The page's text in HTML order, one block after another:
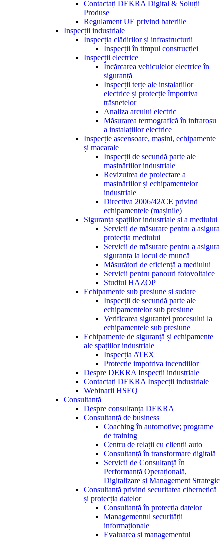
Contactați DEKRA Digital & Soluții
Produse
Regulament UE privind bateriile
Inspecții industriale
Inspecția clădirilor și infrastructurii
Inspecții în timpul construcției
Inspecții electrice
Încărcarea vehiculelor electrice în
siguranță
Inspecții terțe ale instalațiilor
electrice și protecție împotriva
trăsnetelor
Analiza arcului electric
Măsurarea termografică în infraroșu
a instalațiilor electrice
Inspecție ascensoare, mașini, echipamente
și macarale
Inspecții de secundă parte ale
mașinăriilor industriale
Revizuirea de proiectare a
mașinăriilor și echipamentelor
industriale
Directiva 2006/42/CE privind
echipamentele (mașinile)
Siguranța spațiilor industriale și a mediului
Servicii de măsurare pentru a asigura
protecția mediului
Servicii de măsurare pentru a asigura
siguranța la locul de muncă
Măsurători de eficiență a mediului
Servicii pentru panouri fotovoltaice
Studiul HAZOP
Echipamente sub presiune și sudare
Inspecții de secundă parte ale
echipamentelor sub presiune
Verificarea siguranței procesului la
echipamentele sub presiune
Echipamente de siguranță și echipamente
ale spațiilor industriale
Inspecția ATEX
Protectie impotriva incendiilor
Despre DEKRA Inspecții industriale
Contactați DEKRA Inspecții industriale
Webinarii HSEQ
Consultanță
Despre consultanța DEKRA
Consultanță de business
Coaching în automotive; programe
de training
Centru de relații cu clienții auto
Consultanță în transformare digitală
Servicii de Consultanță în
Performanță Operațională,
Digitalizare și Management Strategic
Consultanță privind securitatea cibernetică
și protecția datelor
Consultanță în protecția datelor
Managementul securității
informaționale
Evaluarea și managementul